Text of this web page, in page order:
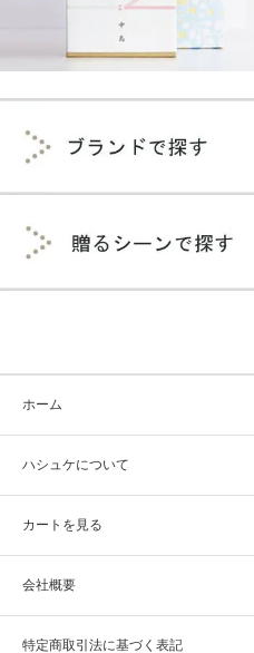
ホーム
ハシュケについて
カートを見る
会社概要
特定商取引法に基づく表記